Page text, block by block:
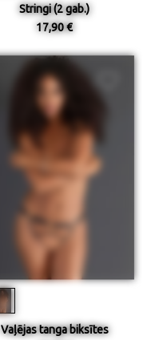
Stringi (2 gab.)
17,90 €
Vaļējas tanga biksītes